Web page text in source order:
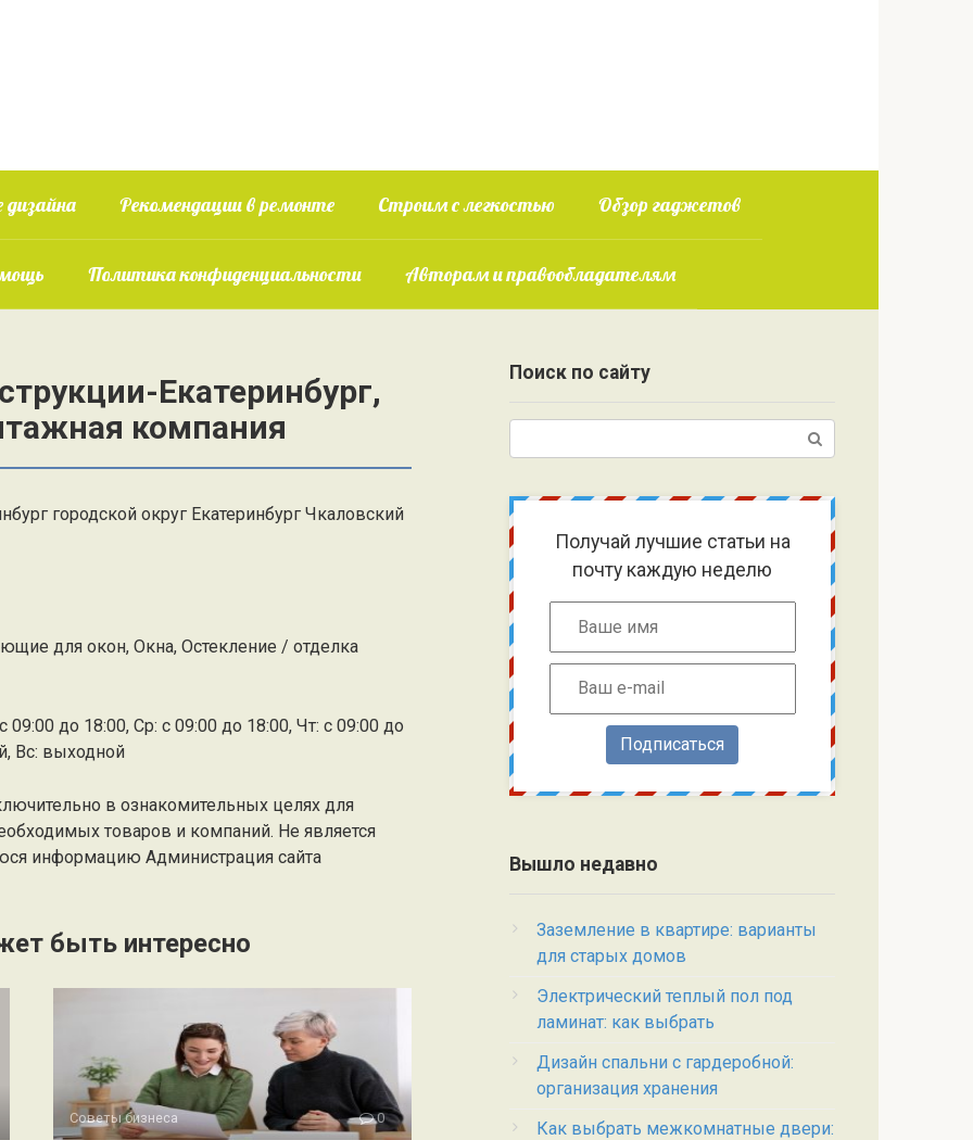
дизайна Рекомендации в ремонте Строим с легкостью Обзор гаджетов
Политика конфиденциальности Авторам и правообладателям
Екатеринбург,
компания
городской округ Екатеринбург Чкаловский
для окон, Окна, Остекление / отделка
до 18:00, Ср: с 09:00 до 18:00, Чт: с 09:00 до
Вс: выходной
в ознакомительных целях для
товаров и компаний. Не является
информацию Администрация сайта
быть интересно
Советы бизнеса 0
Поиск по сайту
Получай лучшие статьи на
почту каждую неделю
Подписаться
Вышло недавно
Заземление в квартире: варианты
для старых домов
Электрический теплый пол под
ламинат: как выбрать
Дизайн спальни с гардеробной:
организация хранения
Как выбрать межкомнатные двери: